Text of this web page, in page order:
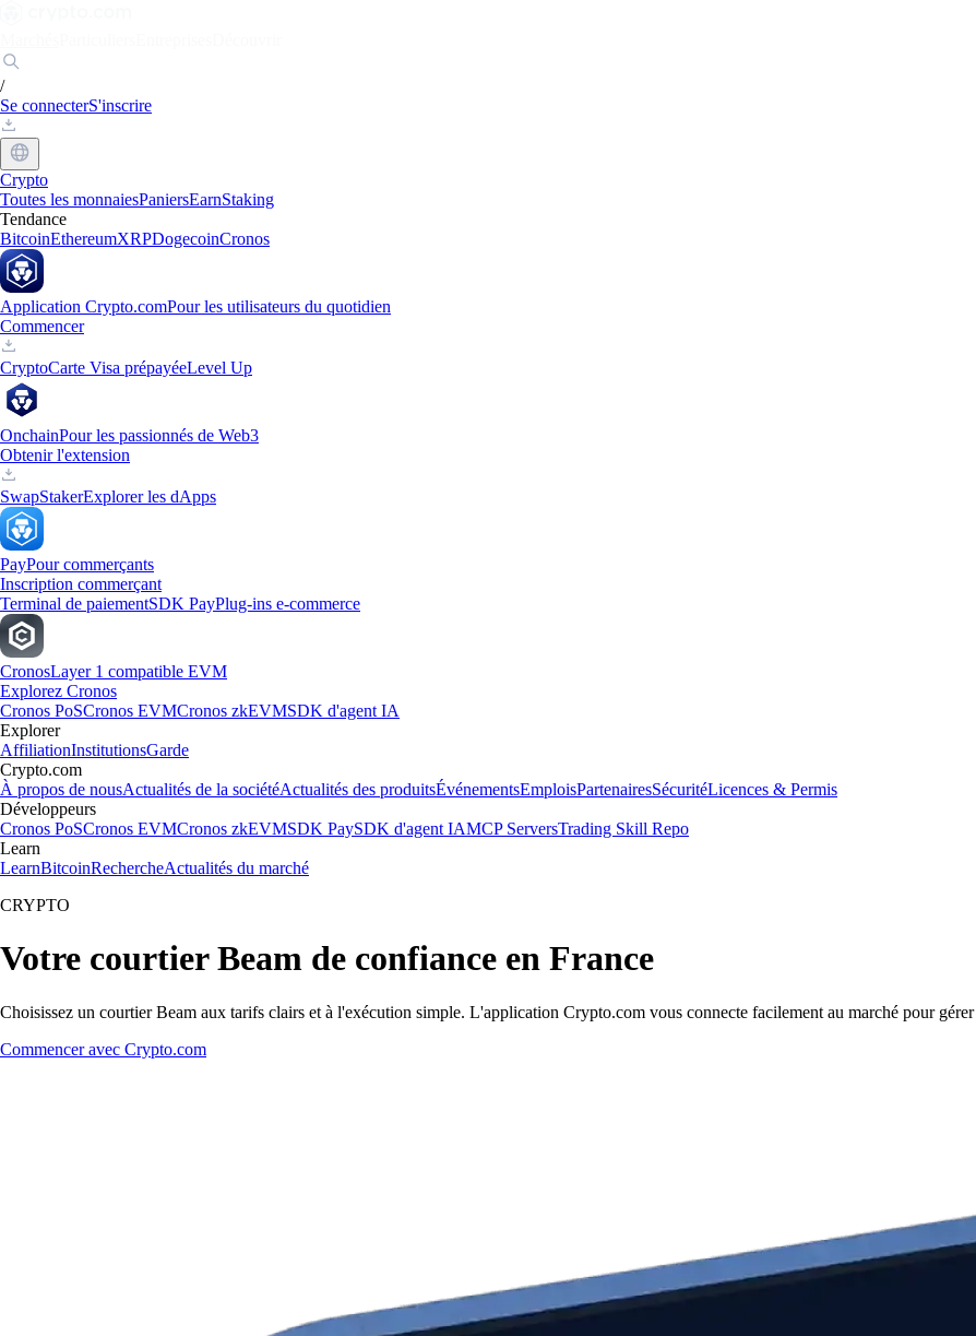
/
Se connecterS'inscrire
Crypto
Toutes les monnaiesPaniersEarnStaking
Tendance
BitcoinEthereumXRPDogecoinCronos
Application Crypto.comPour les utilisateurs du quotidien
Commencer
CryptoCarte Visa prépayéeLevel Up
OnchainPour les passionnés de Web3
Obtenir l'extension
SwapStakerExplorer les dApps
PayPour commerçants
Inscription commerçant
Terminal de paiementSDK PayPlug-ins e-commerce
CronosLayer 1 compatible EVM
Explorez Cronos
Cronos PoSCronos EVMCronos zkEVMSDK d'agent IA
Explorer
AffiliationInstitutionsGarde
Crypto.com
À propos de nousActualités de la sociétéActualités des produitsÉvénementsEmploisPartenairesSécuritéLicences & Permis
Développeurs
Cronos PoSCronos EVMCronos zkEVMSDK PaySDK d'agent IAMCP ServersTrading Skill Repo
Learn
LearnBitcoinRechercheActualités du marché
CRYPTO
Votre courtier Beam de confiance en France
Choisissez un courtier Beam aux tarifs clairs et à l'exécution simple. L'application Crypto.com vous connecte facilement au marché pour
Commencer avec Crypto.com